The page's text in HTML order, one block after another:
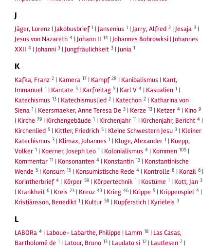
J
Jäger, Lorenz | Jakobusbrief 1 | Jansenius 1 | Jarry, Alfred 2 | Jesaja 3 |
Jesus von Nazareth 4 | Johann II 14 | Johannes Bobrowksi | Johannes
XXII 4 | Johanni 3 | Jungfräulichkeit 3 | Junia 1
K
Kafka, Franz 2 | Kamera 17 | Kampf 28 | Kanibalismus | Kant,
Immanuel 1 | Kantate 3 | Karfreitag 5 | Karl V 4 | Kasualien 1 |
Katechismus 13 | Katechismuslied 2 | Katechon 2 | Katharina von
Siena 1 | Keersmaeker, Anne Teresa De 3 | Kerze 13 | Ketzer 4 | Kino 9
| Kirche 79 | Kirchengebäude 1 | Kirchenjahr 11 | Kirchenjahr, Bericht 4 |
Kirchenlied 5 | Kittler, Friedrich 5 | Kleine Schwestern Jesu 3 | Kleiner
Katechismus 3 | Klimax, Johannes 1 | Kluge, Alexander 1 | Koepp,
Volker 1 | Koerner, Joseph Leo 1 | Kolonialismus 4 | Kommen 105 |
Kommentar 11 | Konsonanten 4 | Konstantin 13 | Konstantinische
Wende 5 | Konsum 15 | Konsumistische Rede 4 | Kontrolle 8 | Konzil 6 |
Korintherbrief 4 | Körper 59 | Körpertechnik 1 | Kostüme 1 | Kott, Jan 3
| Krankheit 6 | Kreis 23 | Kreuz 43 | Krieg 46 | Krippe 5 | Krippenspiel 4 |
Kristiánsson, Benedikt 1 | Kultur 58 | Kupferstich | Kyrieleis 3
L
LABORa 4 | Laboue- Labarthe, Philippe | Lamm 18 | Las Casas,
Bartholomé de 1 | Latour, Bruno 13 | Laudato si 12 | Lautlesen 2 |